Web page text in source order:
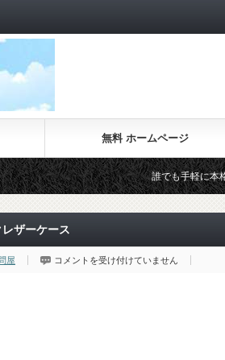
無料 ホームページ
誰でも手軽に本格的なWebサイ
ザーケース
屋
財
コメントを受け付けていません